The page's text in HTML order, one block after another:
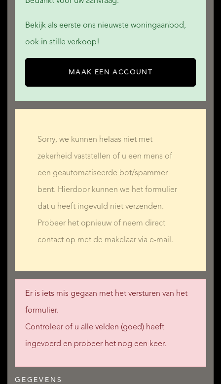
LEES MEER
Bekijk als eerste ons nieuwste woningaanbod,
ook in stille verkoop!
MAAK EEN ACCOUNT
Sorry, we kunnen helaas niet met
zekerheid vaststellen of u een mens of
een geautomatiseerde bot/spammer
bent. Hierdoor kunnen we het formulier
dat u heeft ingevuld niet verzenden.
Probeer het opnieuw of neem direct
contact op met de makelaar via e-mail.
Er is iets mis gegaan met het versturen van het
formulier.
Controleer of u alle velden (goed) heeft
ingevoerd en probeer het nog een keer.
GEGEVENS